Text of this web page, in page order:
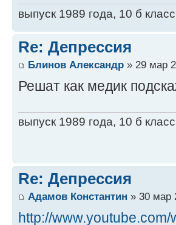
выпуск 1989 года, 10 б
Re: Депрессия
Блинов Александр » 29 мар
Решат как медик
выпуск 1989 года, 10 б
Re: Депрессия
Адамов Константин » 30 мар
http://